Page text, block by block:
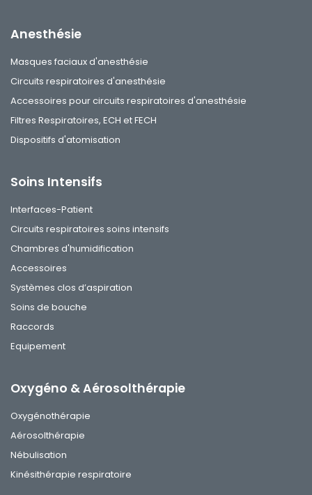
Anesthésie
Masques faciaux d'anesthésie
Circuits respiratoires d'anesthésie
Accessoires pour circuits respiratoires d'anesthésie
Filtres Respiratoires, ECH et FECH
Dispositifs d'atomisation
Soins Intensifs
Interfaces-Patient
Circuits respiratoires soins intensifs
Chambres d'humidification
Accessoires
Systèmes clos d’aspiration
Soins de bouche
Raccords
Equipement
Oxygéno & Aérosolthérapie
Oxygénothérapie
Aérosolthérapie
Nébulisation
Kinésithérapie respiratoire